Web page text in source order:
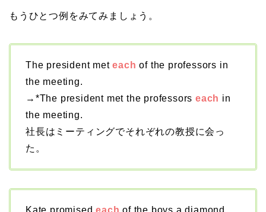
もうひとつ例をみてみましょう。
The president meteach of the professors in
the meeting.
→*The president met the professors each in
the meeting.
社長はミーティングでそれぞれの教授に会っ
た。
Kate promisedeach of the boys a diamond